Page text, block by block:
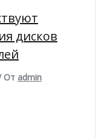
дисков
От admin